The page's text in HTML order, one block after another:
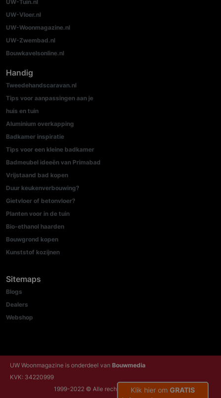
UW-Tuin.nl
UW-Vloer.nl
UW-Woonmagazine.nl
UW-Zwembad.nl
Bouwkavelsonline.nl
Handig
Tweedehandscaravan.nl
Tips voor aanpassingen aan je
huis en tuin
Aluminium overkapping
Badkamer inspiratie
Tips voor een kleine badkamer
Badmeubel ideeën van Primabad
Vrijstaand bad kopen
Duur keukenverbouwing?
Gietvloer of betonvloer?
Planten voor in de tuin
Bio-ethanol haarden
Bouwgrond kopen
Kunststof kozijnen
Sitemaps
Blogs
Dealers
Webshop
UW Woonmagazine is onderdeel van Bouwmedia
KVK: 34220999
1999-2022 © Alle rechten voorbehouden
Klik hier om GRATIS